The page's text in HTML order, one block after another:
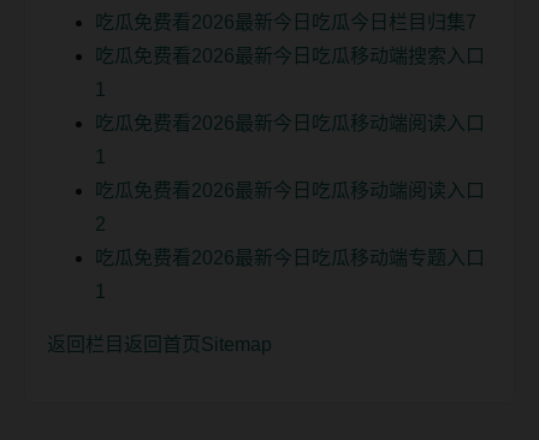
吃瓜免费看2026最新今日吃瓜今日栏目归集7
吃瓜免费看2026最新今日吃瓜移动端搜索入口
1
吃瓜免费看2026最新今日吃瓜移动端阅读入口
1
吃瓜免费看2026最新今日吃瓜移动端阅读入口
2
吃瓜免费看2026最新今日吃瓜移动端专题入口
1
返回栏目 返回首页 Sitemap